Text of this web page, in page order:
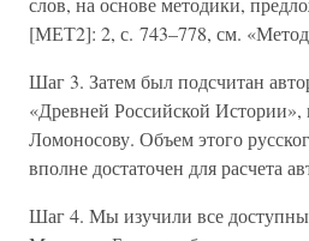
[МЕТ2]: 2, с. 743–778, см.
Шаг 3. Затем был подсчитан
«Древней Российской
Ломоносову. Объем этого
вполне достаточен для расчета
Шаг 4. Мы изучили все